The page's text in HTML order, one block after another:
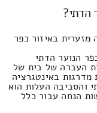
הדתי?
באיזור כפר
הנוער הדתי
העברה של בית של
באינטגרציה
והסביבה העלות הוא
לעשות הנחה עבור כלל